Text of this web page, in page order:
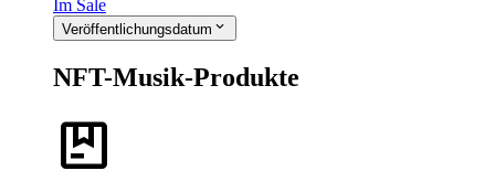
Im Sale
Veröffentlichungsdatum expand_more
NFT-Musik-Produkte
package